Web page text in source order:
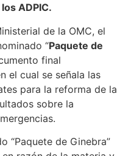
ADPIC.
de la OMC, el
“Paquete de
final
el cual se señala las
para la reforma de la
sobre la
“Paquete de Ginebra”